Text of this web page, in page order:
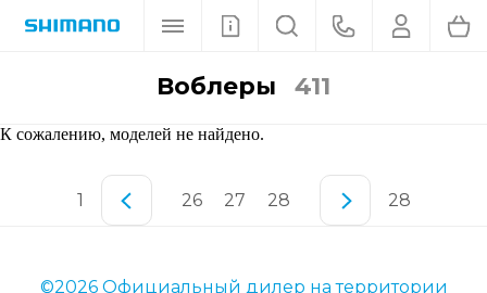
воблеры 411
К сожалению, моделей не найдено.
1 26 27 28 28
©2026 Официальный дилер на территории